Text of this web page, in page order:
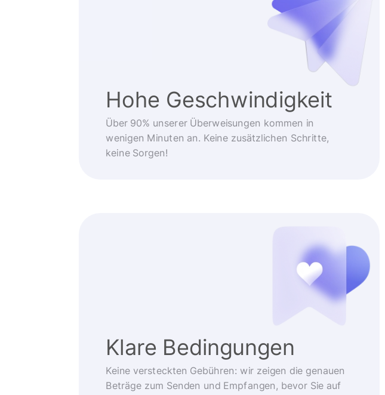
Hohe Geschwindigkeit
Über 90% unserer Überweisungen kommen in
wenigen Minuten an. Keine zusätzlichen Schritte,
keine Sorgen!
Klare Bedingungen
Keine versteckten Gebühren: wir zeigen die genauen
Beträge zum Senden und Empfangen, bevor Sie auf